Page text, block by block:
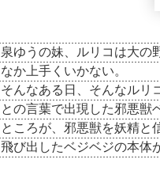
泉ゆうの妹、ルリコは大の
なか上手くいかない。
そんなある日、そんなルリ
との言葉で出現した邪悪獣
ところが、邪悪獣を妖精と
飛び出したベジベジの本体